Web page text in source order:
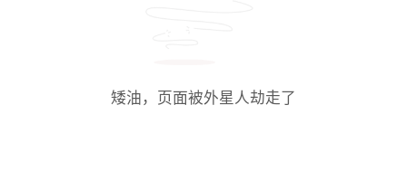
矮油，页面被外星人劫走了